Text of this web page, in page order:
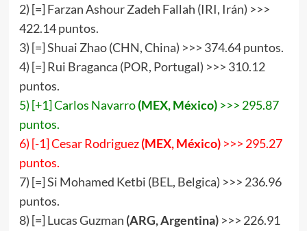
2) [=] Farzan Ashour Zadeh Fallah (IRI, Irán) >>>
422.14 puntos.
3) [=] Shuai Zhao (CHN, China) >>> 374.64 puntos.
4) [=] Rui Braganca (POR, Portugal) >>> 310.12
puntos.
5) [+1] Carlos Navarro(MEX, México)>>> 295.87
puntos.
6) [-1] Cesar Rodriguez(MEX, México)>>> 295.27
puntos.
7) [=] Si Mohamed Ketbi (BEL, Belgica) >>> 236.96
puntos.
8) [=] Lucas Guzman (ARG, Argentina)>>> 226.91